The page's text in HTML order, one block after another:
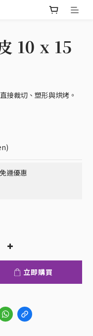
10 x 15
接裁切、塑形與烘烤。
運優惠
立即購買